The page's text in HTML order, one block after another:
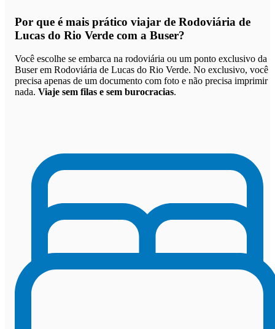
Por que é mais prático viajar de Rodoviária de
Lucas do Rio Verde com a Buser?
Você escolhe se embarca na rodoviária ou um ponto exclusivo da
Buser em Rodoviária de Lucas do Rio Verde. No exclusivo, você
precisa apenas de um documento com foto e não precisa imprimir
nada. Viaje sem filas e sem burocracias.